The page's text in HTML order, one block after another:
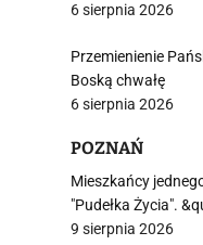
6 sierpnia 2026
Przemienienie
Boską chwałę
6 sierpnia 2026
POZNAŃ
Mieszkańcy
"Pudełka Życia".
9 sierpnia 2026